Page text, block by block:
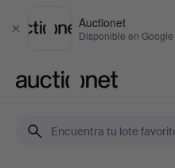
Cerrar
Auctionet
Disponible en